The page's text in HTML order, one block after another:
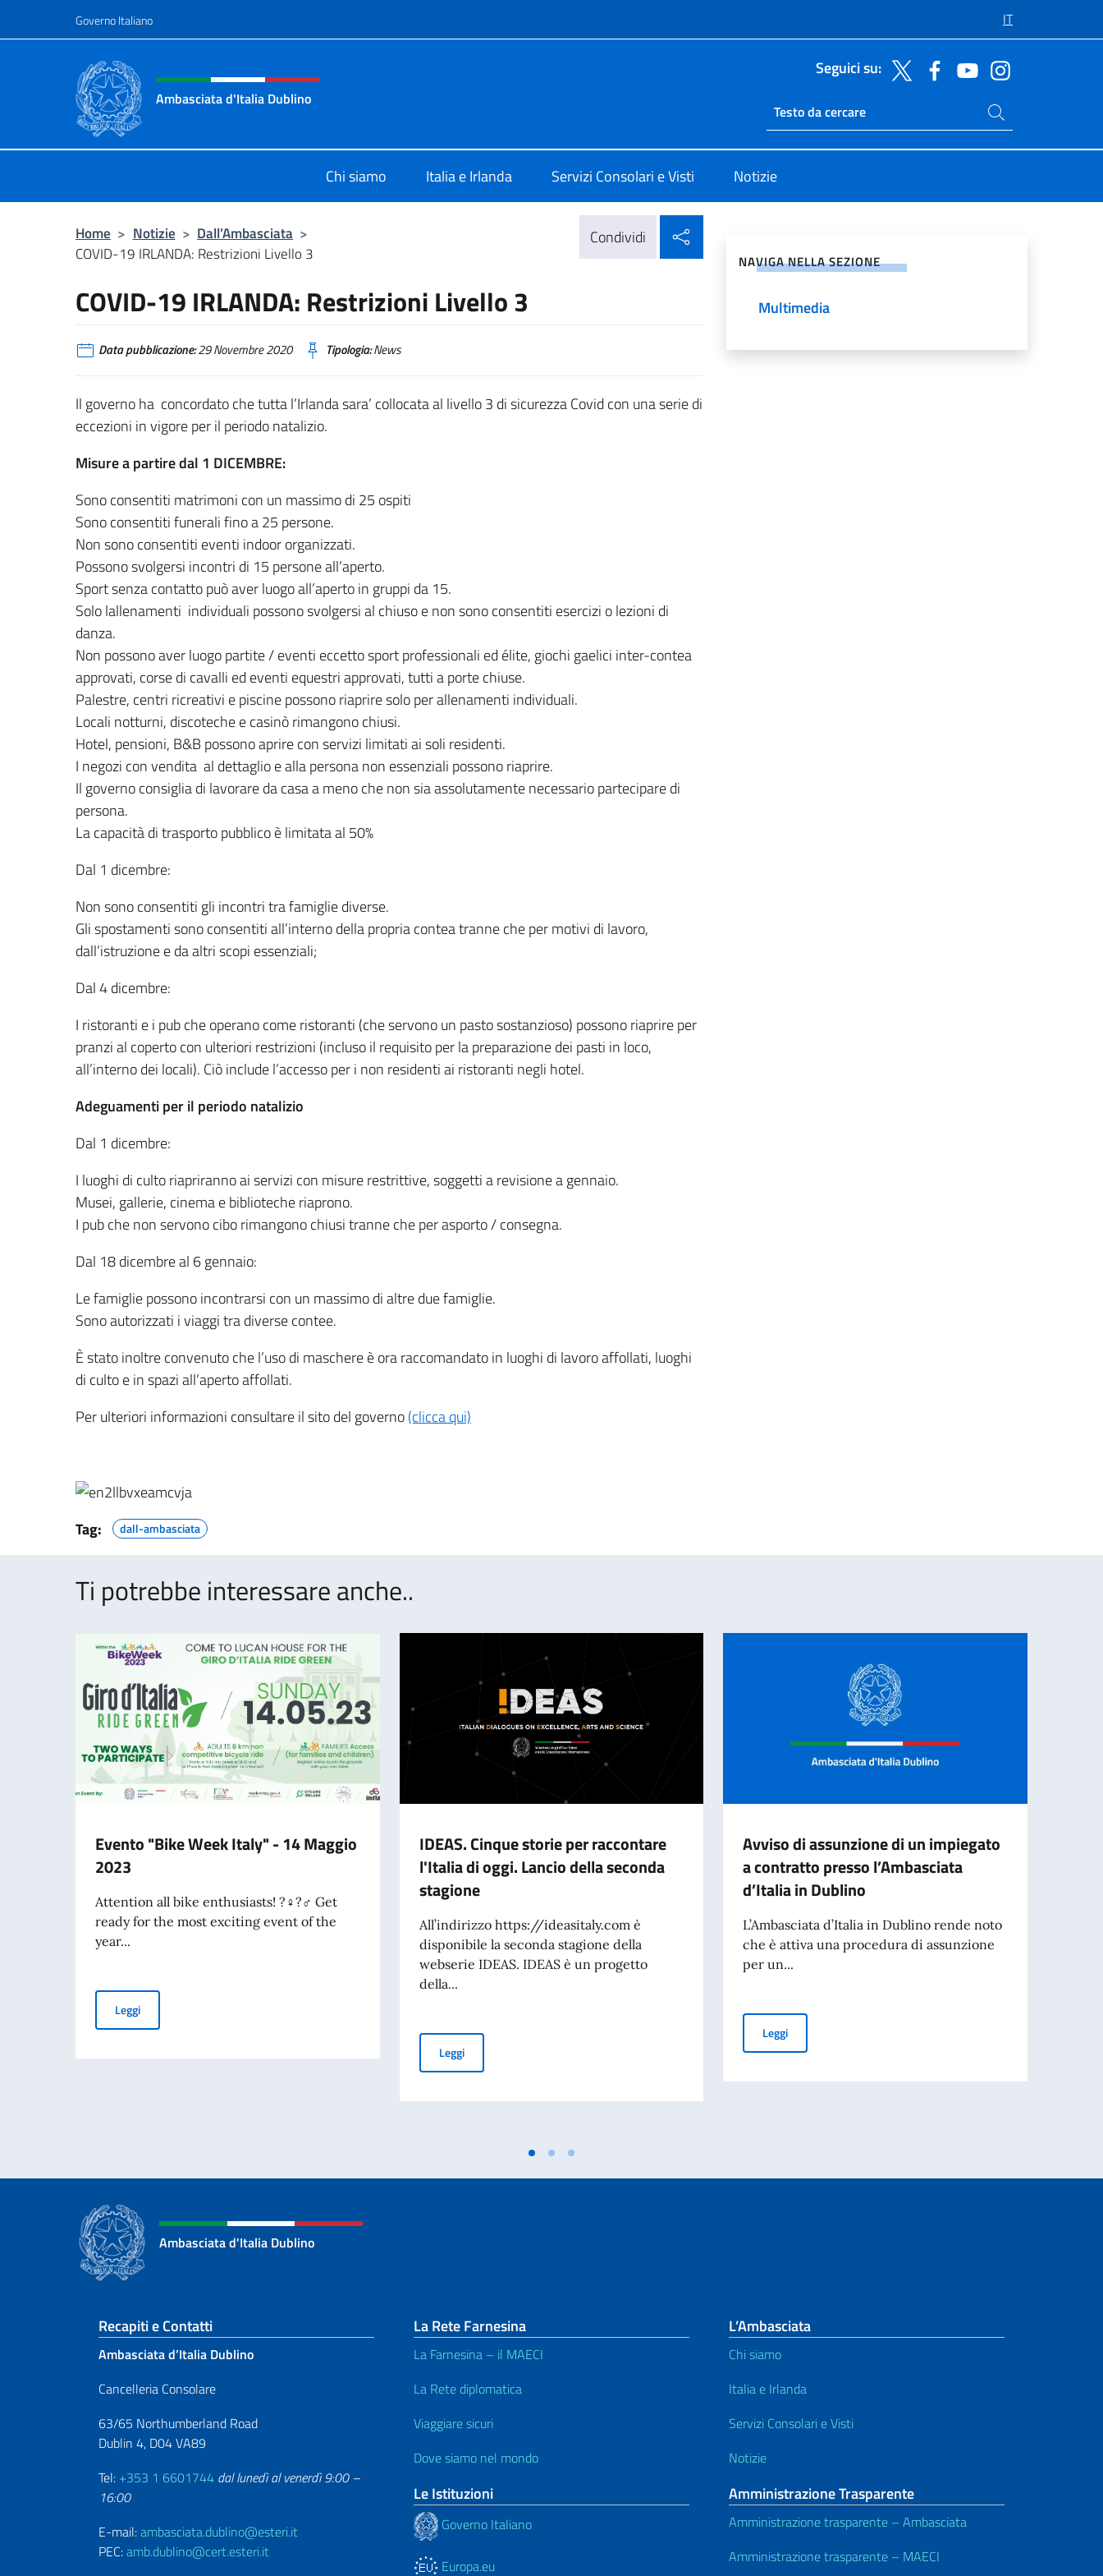
Governo Italiano IT
Intestazione sito, social e menù
Ambasciata d'Italia Dublino
Seguici su:
Ricerca sito live
Cerca nel sito
Chi siamo Italia e Irlanda Servizi Consolari e Visti Notizie
Home > Notizie > Dall’Ambasciata >
COVID-19 IRLANDA: Restrizioni Livello 3
Condividi
COVID-19 IRLANDA: Restrizioni Livello 3
Data pubblicazione:29 Novembre 2020 Tipologia:News
Il governo ha concordato che tutta l’Irlanda sara’ collocata al livello 3 di sicurezza Covid con una serie di
eccezioni in vigore per il periodo natalizio.
Misure a partire dal 1 DICEMBRE:
Sono consentiti matrimoni con un massimo di 25 ospiti
Sono consentiti funerali fino a 25 persone.
Non sono consentiti eventi indoor organizzati.
Possono svolgersi incontri di 15 persone all’aperto.
Sport senza contatto può aver luogo all’aperto in gruppi da 15.
Solo lallenamenti individuali possono svolgersi al chiuso e non sono consentiti esercizi o lezioni di
danza.
Non possono aver luogo partite / eventi eccetto sport professionali ed élite, giochi gaelici inter-contea
approvati, corse di cavalli ed eventi equestri approvati, tutti a porte chiuse.
Palestre, centri ricreativi e piscine possono riaprire solo per allenamenti individuali.
Locali notturni, discoteche e casinò rimangono chiusi.
Hotel, pensioni, B&B possono aprire con servizi limitati ai soli residenti.
I negozi con vendita al dettaglio e alla persona non essenziali possono riaprire.
Il governo consiglia di lavorare da casa a meno che non sia assolutamente necessario partecipare di
persona.
La capacità di trasporto pubblico è limitata al 50%
Dal 1 dicembre:
Non sono consentiti gli incontri tra famiglie diverse.
Gli spostamenti sono consentiti all’interno della propria contea tranne che per motivi di lavoro,
dall’istruzione e da altri scopi essenziali;
Dal 4 dicembre:
I ristoranti e i pub che operano come ristoranti (che servono un pasto sostanzioso) possono riaprire per
pranzi al coperto con ulteriori restrizioni (incluso il requisito per la preparazione dei pasti in loco,
all’interno dei locali). Ciò include l’accesso per i non residenti ai ristoranti negli hotel.
Adeguamenti per il periodo natalizio
Dal 1 dicembre:
I luoghi di culto riapriranno ai servizi con misure restrittive, soggetti a revisione a gennaio.
Musei, gallerie, cinema e biblioteche riaprono.
I pub che non servono cibo rimangono chiusi tranne che per asporto / consegna.
Dal 18 dicembre al 6 gennaio:
Le famiglie possono incontrarsi con un massimo di altre due famiglie.
Sono autorizzati i viaggi tra diverse contee.
È stato inoltre convenuto che l’uso di maschere è ora raccomandato in luoghi di lavoro affollati, luoghi
di culto e in spazi all’aperto affollati.
Per ulteriori informazioni consultare il sito del governo(clicca qui)
Tag: dall-ambasciata
NAVIGA NELLA SEZIONE
Multimedia
Ti potrebbe interessare anche..
Evento "Bike Week Italy" - 14 Maggio
2023
Attention all bike enthusiasts! ?‍♀️?‍♂️ Get
ready for the most exciting event of the
year...
LeggiEvento "Bike Week Italy" - 14 Maggio 2023
IDEAS. Cinque storie per raccontare
l'Italia di oggi. Lancio della seconda
stagione
All’indirizzo https://ideasitaly.com è
disponibile la seconda stagione della
webserie IDEAS. IDEAS è un progetto
della...
LeggiIDEAS. Cinque storie per raccontare l'Italia di oggi. Lancio della seconda stagione
Avviso di assunzione di un impiegato
a contratto presso l’Ambasciata
d’Italia in Dublino
L’Ambasciata d’Italia in Dublino rende noto
che è attiva una procedura di assunzione
per un...
LeggiAvviso di assunzione di un impiegato a contratto presso
Ambasciata d'Italia Dublino
Sezione footer
Recapiti e Contatti
Ambasciata d’Italia Dublino
Cancelleria Consolare
63/65 Northumberland Road
Dublin 4, D04 VA89
Tel: +353 1 6601744 dal lunedì al venerdì 9:00 –
16:00
E-mail:ambasciata.dublino@esteri.it
PEC:amb.dublino@cert.esteri.it
La Rete Farnesina
La Farnesina – il MAECI
La Rete diplomatica
Viaggiare sicuri
Dove siamo nel mondo
Le Istituzioni
Governo Italiano
Europa.eu
L’Ambasciata
Chi siamo
Italia e Irlanda
Servizi Consolari e Visti
Notizie
Amministrazione Trasparente
Amministrazione trasparente – Ambasciata
Amministrazione trasparente – MAECI